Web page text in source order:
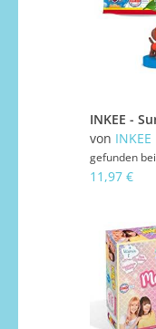
von INKEE
gefunden bei
11,97 €